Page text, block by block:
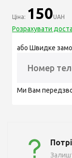
Ціна: 150UAH
Розрахувати
або Швидке
Ми Вам